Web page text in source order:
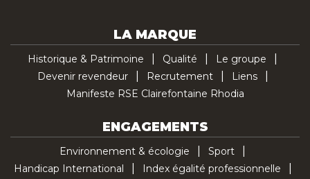
LA MARQUE
Historique & Patrimoine Qualité
Le groupe
Devenir revendeur
Recrutement
Liens
Manifeste RSE Clairefontaine Rhodia
ENGAGEMENTS
Environnement & écologie
Sport
Handicap International
Index égalité professionnelle